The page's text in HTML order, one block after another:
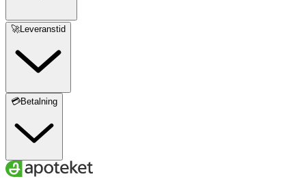
🚀Leveranstid
💳Betalning